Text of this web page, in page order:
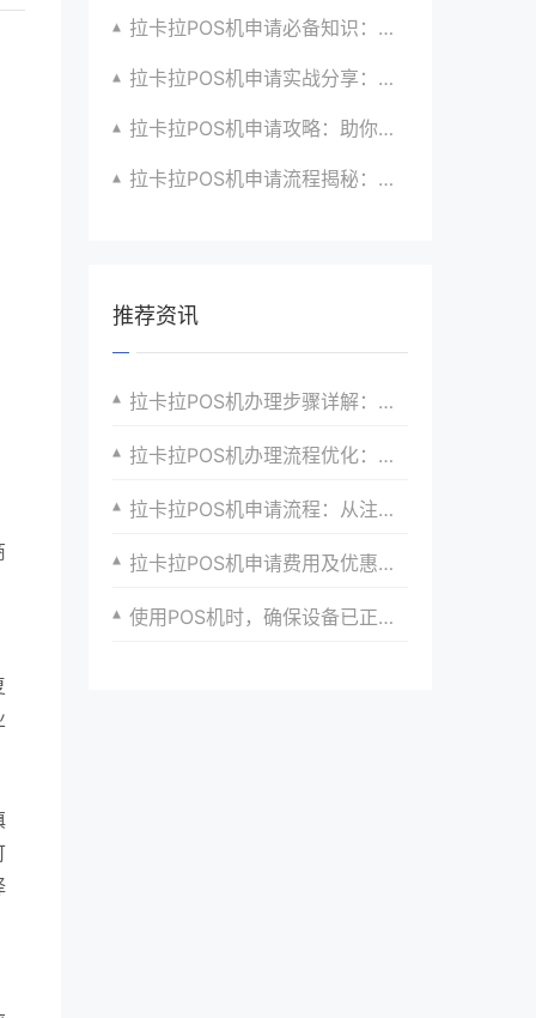
拉卡拉POS机申请必备知识：全面了解政策、市场、技术与创新趋势
拉卡拉POS机申请实战分享：如何借助支付创新技术提升商户运营效益与效率
拉卡拉POS机申请攻略：助你打造个性化、差异化支付体验以提升竞争力
拉卡拉POS机申请流程揭秘：紧跟支付技术创新步伐，抢占市场先机
推荐资讯
拉卡拉POS机办理步骤详解：轻松搞定收银升级以提升店铺竞争力并引领支付潮流
拉卡拉POS机办理流程优化：更快更便捷地开启收银之旅以满足商家快速响应市场需求并实现数字化转型与升级目标以及提升顾客满意度
拉卡拉POS机申请流程：从注册到激活的完整教程
拉卡拉POS机申请费用及优惠政策全解析
使用POS机时，确保设备已正确接地，避免静电干扰。